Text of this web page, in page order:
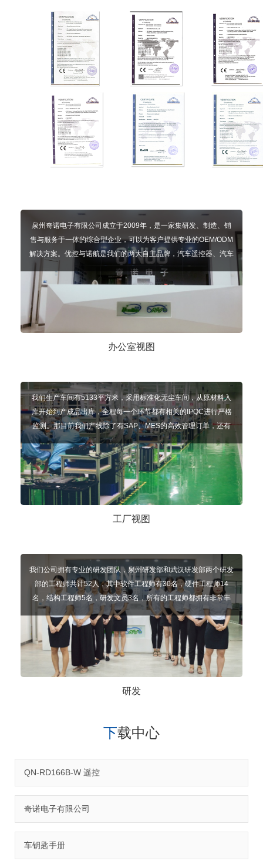
泉州奇诺电子有限公司成立于2009年，是一家集研发、制造、销
售与服务于一体的综合型企业，可以为客户提供专业的OEM/ODM
解决方案。优控与诺航是我们的两大自主品牌，汽车遥控器、汽车
配件、开门机产品是我们主要的三大主线产品
办公室视图
我们生产车间有5133平方米，采用标准化无尘车间，从原材料入
库开始到产成品出库，全程每一个环节都有相关的IPQC进行严格
监测。那目前我们产线除了有SAP、MES的高效管理订单，还有
先进的自动化设备，车间目前已实现85%的自动化生产。同时我
们的产线采用的是U型小组模式，相对于一字型模式更高效。从客
户下单到生产的每个环节，都有MES系统管理着订单进度，可以
追溯到每个流程的生产进度、材料使用情况等。 可扫码观看奇诺
公司工厂的3D展示哦！
工厂视图
我们公司拥有专业的研发团队，泉州研发部和武汉研发部两个研发
部的工程师共计52人，其中软件工程师有30名，硬件工程师14
名，结构工程师5名，研发文员3名，所有的工程师都拥有非常丰
富的开发经验，并有独立完成与国内前端车厂多项配套项目。
研发
下载中心
QN-RD166B-W 遥控
奇诺电子有限公司
车钥匙手册